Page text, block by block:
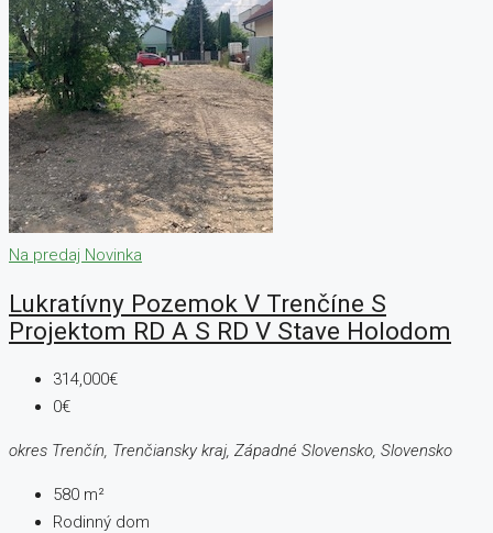
Na predaj Novinka
Lukratívny Pozemok V Trenčíne S
Projektom RD A S RD V Stave Holodom
314,000€
0€
okres Trenčín, Trenčiansky kraj, Západné Slovensko, Slovensko
580 m²
Rodinný dom